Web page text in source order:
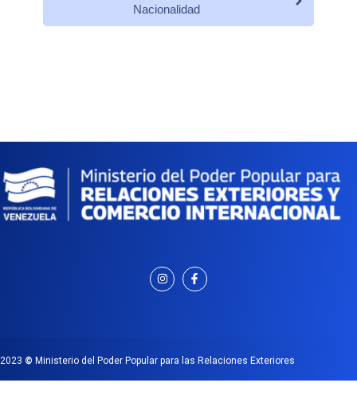
Nacionalidad
2023 © Ministerio del Poder Popular para las Relaciones Exteriores